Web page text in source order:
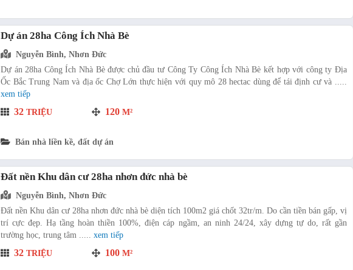
Dự án 28ha Công Ích Nhà Bè
Nguyễn Bình, Nhơn Đức
Dự án 28ha Công Ích Nhà Bè được chủ đầu tư Công Ty Công Ích Nhà Bè kết hợp với công ty Địa
Ốc Bắc Trung Nam và địa ốc Chợ Lớn thực hiện với quy mô 28 hectac dùng để tái định cư và .....
xem tiếp
32 TRIỆU 120 M²
Bán nhà liền kề, đất dự án
Đất nền Khu dân cư 28ha nhơn đức nhà bè
Nguyễn Bình, Nhơn Đức
Đất nền Khu dân cư 28ha nhơn đức nhà bè diện tích 100m2 giá chốt 32tr/m. Do cần tiền bán gấp, vị
trí cực đẹp. Hạ tầng hoàn thiền 100%, điện cáp ngầm, an ninh 24/24, xây dựng tự do, rất gần
trường học, trung tâm ..... xem tiếp
32 TRIỆU 100 M²